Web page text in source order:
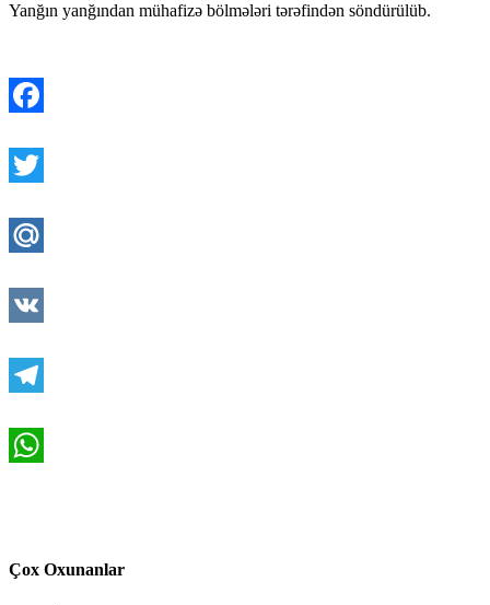
Yanğın yanğından mühafizə bölmələri tərəfindən söndürülüb.
Çox Oxunanlar